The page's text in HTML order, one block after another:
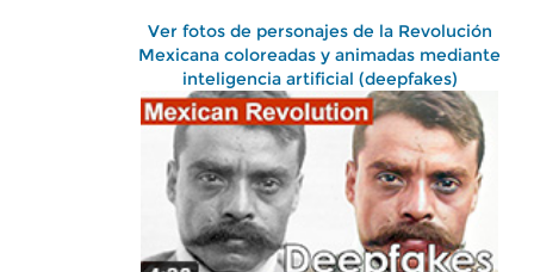
Ver fotos de personajes de la Revolución
Mexicana coloreadas y animadas mediante
inteligencia artificial (deepfakes)